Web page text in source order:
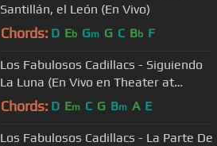
Santillán, el León (En Vivo)
Chords: D Eb Gm G C Bb F
Los Fabulosos Cadillacs - Siguiendo
La Luna (En Vivo en Theater at
Madison Square Garden)
Chords: D Em C G Bm A E
Los Fabulosos Cadillacs - La Parte De